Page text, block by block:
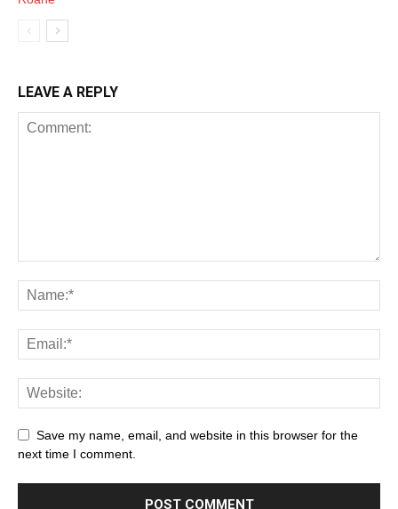
LEAVE A REPLY
Save my name, email, and website in this browser for the
next time I comment.